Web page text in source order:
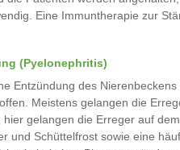
Eine Immuntherapie zur
(Pyelonephritis)
Entzündung des
Meistens gelangen die
gelangen die Erreger auf
und Schüttelfrost sowie eine